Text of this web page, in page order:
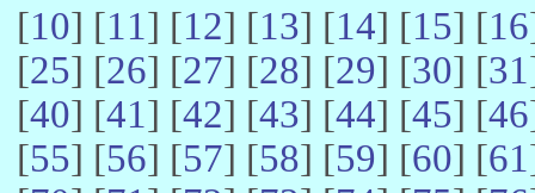
[10] [11] [12] [13] [14] [15] [16
[25] [26] [27] [28] [29] [30] [31
[40] [41] [42] [43] [44] [45] [46
[55] [56] [57] [58] [59] [60] [61